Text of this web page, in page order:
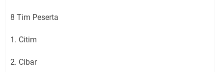
8 Tim Peserta
1. Citim
2. Cibar